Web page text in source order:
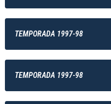
TEMPORADA 1997-98
TEMPORADA 1997-98